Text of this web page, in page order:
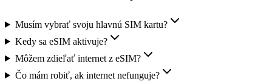
Musím vybrať svoju hlavnú SIM kartu?
Kedy sa eSIM aktivuje?
Môžem zdieľať internet z eSIM?
Čo mám robiť, ak internet nefunguje?